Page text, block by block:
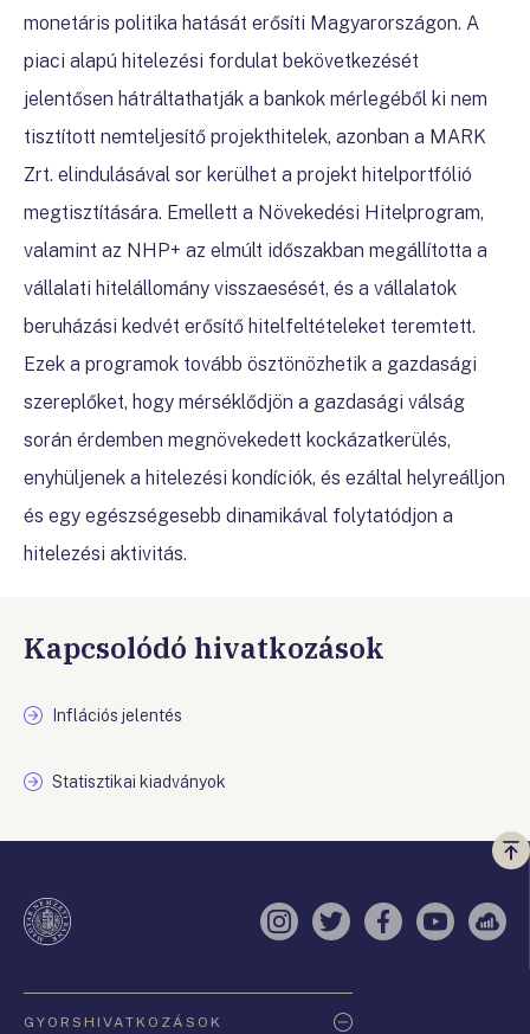
monetáris politika hatását erősíti Magyarországon. A
piaci alapú hitelezési fordulat bekövetkezését
jelentősen hátráltathatják a bankok mérlegéből ki nem
tisztított nemteljesítő projekthitelek, azonban a MARK
Zrt. elindulásával sor kerülhet a projekt hitelportfólió
megtisztítására. Emellett a Növekedési Hitelprogram,
valamint az NHP+ az elmúlt időszakban megállította a
vállalati hitelállomány visszaesését, és a vállalatok
beruházási kedvét erősítő hitelfeltételeket teremtett.
Ezek a programok tovább ösztönözhetik a gazdasági
szereplőket, hogy mérséklődjön a gazdasági válság
során érdemben megnövekedett kockázatkerülés,
enyhüljenek a hitelezési kondíciók, és ezáltal helyreálljon
és egy egészségesebb dinamikával folytatódjon a
hitelezési aktivitás.
Kapcsolódó hivatkozások
Inflációs jelentés
Statisztikai kiadványok
a
Instagram
TwitterFacebook
YouTube
GYORSHIVATKOZÁSOK